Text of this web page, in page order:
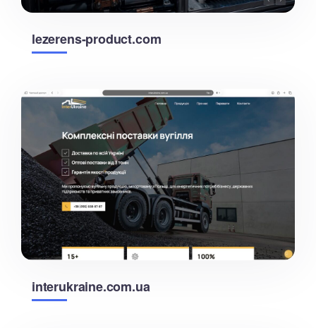
lezerens-product.com
interukraine.com.ua